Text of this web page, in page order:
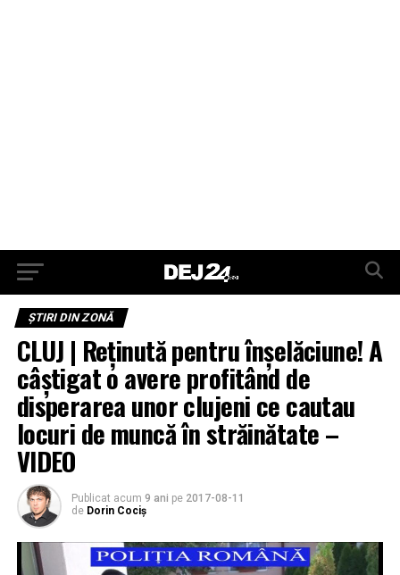
ŞTIRI DIN ZONĂ
CLUJ | Reţinută pentru înşelăciune! A
câştigat o avere profitând de
disperarea unor clujeni ce cautau
locuri de muncă în străinătate –
VIDEO
Publicat acum 9 ani pe 2017-08-11
de Dorin Cociș